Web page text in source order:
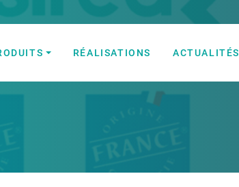
RÉALISATIONS ACTUALITÉS